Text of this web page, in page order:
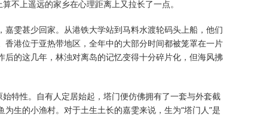
不上遥远的家乡在心理距离上又拉长了一点。
雯甚少回家。从港铁大学站到马料水渡轮码头上船，他们
港位于亚热带地区，全年中的大部分时间都被笼罩在一片
的这几年，林浊对离岛的记忆变得十分碎片化，但海风拂
特性。自有人定居始起，塔门便仿佛拥有了一套与外套截
生的小渔村。对于土生土长的嘉雯来说，生为“塔门人”是